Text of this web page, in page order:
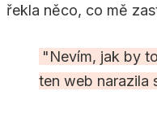
řekla něco, co mě
"Nevím, jak by
ten web narazila